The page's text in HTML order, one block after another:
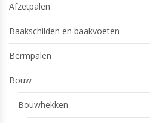
Afzetpalen
Baakschilden en baakvoeten
Bermpalen
Bouw
Bouwhekken